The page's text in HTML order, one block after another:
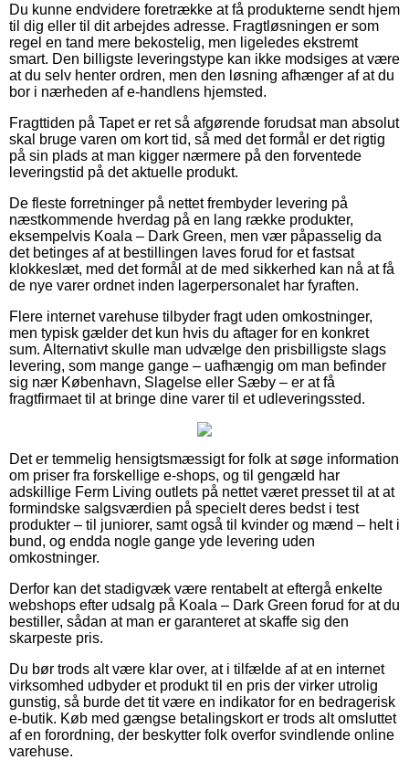
Du kunne endvidere foretrække at få produkterne sendt hjem
til dig eller til dit arbejdes adresse. Fragtløsningen er som
regel en tand mere bekostelig, men ligeledes ekstremt
smart. Den billigste leveringstype kan ikke modsiges at være
at du selv henter ordren, men den løsning afhænger af at du
bor i nærheden af e-handlens hjemsted.
Fragttiden på Tapet er ret så afgørende forudsat man absolut
skal bruge varen om kort tid, så med det formål er det rigtig
på sin plads at man kigger nærmere på den forventede
leveringstid på det aktuelle produkt.
De fleste forretninger på nettet frembyder levering på
næstkommende hverdag på en lang række produkter,
eksempelvis Koala – Dark Green, men vær påpasselig da
det betinges af at bestillingen laves forud for et fastsat
klokkeslæt, med det formål at de med sikkerhed kan nå at få
de nye varer ordnet inden lagerpersonalet har fyraften.
Flere internet varehuse tilbyder fragt uden omkostninger,
men typisk gælder det kun hvis du aftager for en konkret
sum. Alternativt skulle man udvælge den prisbilligste slags
levering, som mange gange – uafhængig om man befinder
sig nær København, Slagelse eller Sæby – er at få
fragtfirmaet til at bringe dine varer til et udleveringssted.
Det er temmelig hensigtsmæssigt for folk at søge information
om priser fra forskellige e-shops, og til gengæld har
adskillige Ferm Living outlets på nettet været presset til at at
formindske salgsværdien på specielt deres bedst i test
produkter – til juniorer, samt også til kvinder og mænd – helt i
bund, og endda nogle gange yde levering uden
omkostninger.
Derfor kan det stadigvæk være rentabelt at eftergå enkelte
webshops efter udsalg på Koala – Dark Green forud for at du
bestiller, sådan at man er garanteret at skaffe sig den
skarpeste pris.
Du bør trods alt være klar over, at i tilfælde af at en internet
virksomhed udbyder et produkt til en pris der virker utrolig
gunstig, så burde det tit være en indikator for en bedragerisk
e-butik. Køb med gængse betalingskort er trods alt omsluttet
af en forordning, der beskytter folk overfor svindlende online
varehuse.